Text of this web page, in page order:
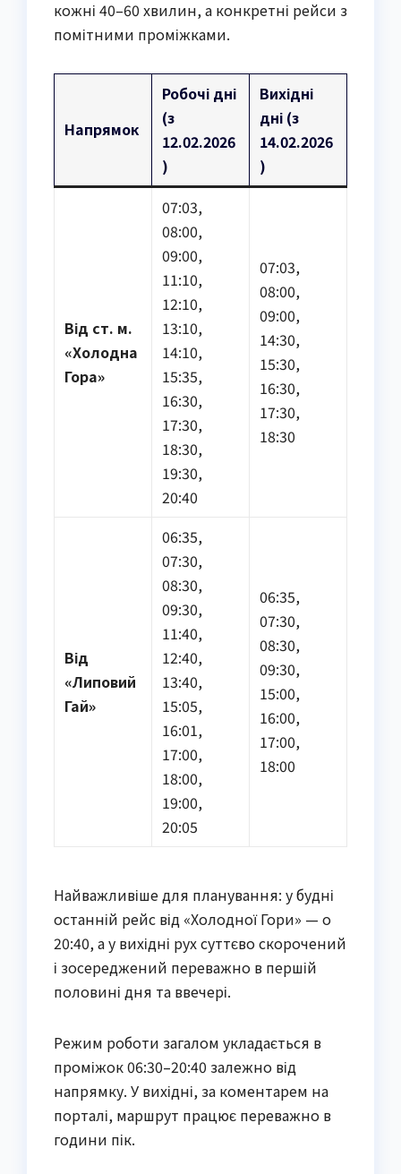
кожні 40–60 хвилин, а конкретні рейси з
помітними проміжками.
Напрямок
Робочі дні
(з
12.02.2026
)
Вихідні
дні (з
14.02.2026
)
Від ст. м.
«Холодна
Гора»
07:03,
08:00,
09:00,
11:10,
12:10,
13:10,
14:10,
15:35,
16:30,
17:30,
18:30,
19:30,
20:40
07:03,
08:00,
09:00,
14:30,
15:30,
16:30,
17:30,
18:30
Від
«Липовий
Гай»
06:35,
07:30,
08:30,
09:30,
11:40,
12:40,
13:40,
15:05,
16:01,
17:00,
18:00,
19:00,
20:05
06:35,
07:30,
08:30,
09:30,
15:00,
16:00,
17:00,
18:00
Найважливіше для планування: у будні
останній рейс від «Холодної Гори» — о
20:40, а у вихідні рух суттєво скорочений
і зосереджений переважно в першій
половині дня та ввечері.
Режим роботи загалом укладається в
проміжок 06:30–20:40 залежно від
напрямку. У вихідні, за коментарем на
порталі, маршрут працює переважно в
години пік.